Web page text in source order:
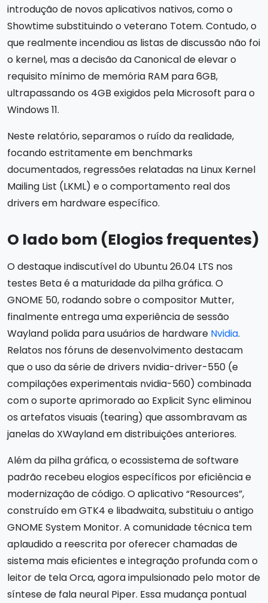
introdução de novos aplicativos nativos, como o
Showtime substituindo o veterano Totem. Contudo, o
que realmente incendiou as listas de discussão não foi
o kernel, mas a decisão da Canonical de elevar o
requisito mínimo de memória RAM para 6GB,
ultrapassando os 4GB exigidos pela Microsoft para o
Windows 11.
Neste relatório, separamos o ruído da realidade,
focando estritamente em benchmarks
documentados, regressões relatadas na Linux Kernel
Mailing List (LKML) e o comportamento real dos
drivers em hardware específico.
O lado bom (Elogios frequentes)
O destaque indiscutível do Ubuntu 26.04 LTS nos
testes Beta é a maturidade da pilha gráfica. O
GNOME 50, rodando sobre o compositor Mutter,
finalmente entrega uma experiência de sessão
Wayland polida para usuários de hardware Nvidia.
Relatos nos fóruns de desenvolvimento destacam
que o uso da série de drivers nvidia-driver-550 (e
compilações experimentais nvidia-560) combinada
com o suporte aprimorado ao Explicit Sync eliminou
os artefatos visuais (tearing) que assombravam as
janelas do XWayland em distribuições anteriores.
Além da pilha gráfica, o ecossistema de software
padrão recebeu elogios específicos por eficiência e
modernização de código. O aplicativo “Resources”,
construído em GTK4 e libadwaita, substituiu o antigo
GNOME System Monitor. A comunidade técnica tem
aplaudido a reescrita por oferecer chamadas de
sistema mais eficientes e integração profunda com o
leitor de tela Orca, agora impulsionado pelo motor de
síntese de fala neural Piper. Essa mudança pontual